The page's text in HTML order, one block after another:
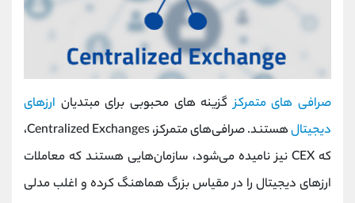
صرافی های متمرکزگزینه های محبوبی برای مبتدیان ارزهای
دیجیتال
هستند. صرافی‌های متمرکز، Centralized Exchanges،
که CEX نیز نامیده می‌شود، سازمان‌هایی هستند که معاملات
ارزهای دیجیتال را در مقیاس بزرگ هماهنگ کرده و اغلب مدلی